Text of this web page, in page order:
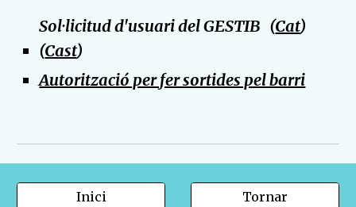
Sol·licitud d'usuari del GESTIB   (Cat)
(Cast)
Autorització per fer sortides pel barri
Inici Tornar